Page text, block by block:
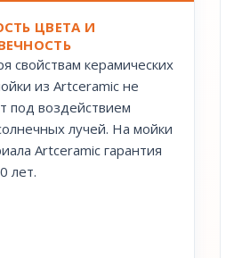
ЦВЕТА И
свойствам керамических
из Artceramic не
под воздействием
лучей. На мойки
Artceramic гарантия
лет.